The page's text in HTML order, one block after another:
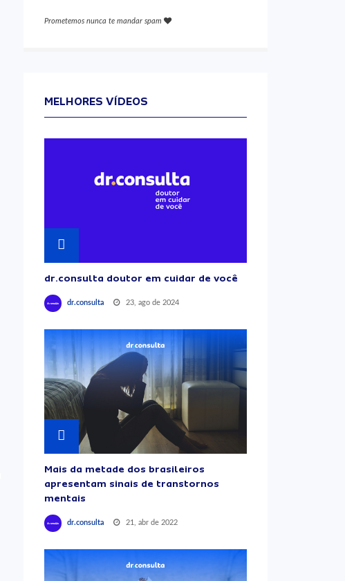
Prometemos nunca te mandar spam
MELHORES VÍDEOS
dr.consulta doutor em cuidar de você
dr.consulta 23, ago de 2024
Mais da metade dos brasileiros
apresentam sinais de transtornos
mentais
dr.consulta 21, abr de 2022